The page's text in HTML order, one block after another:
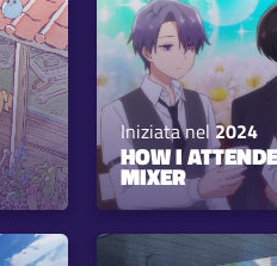
Iniziata nel2024
HOW I
MIXER